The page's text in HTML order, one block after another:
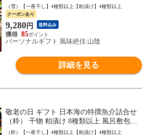
ギフト 送料無料（北海道・沖縄を除く）
（雪）【一夜干し】4種類以上【粕漬け】4種類以上
クーポンあり
9,280円 送料込み
85
パーソナルギフト 風味絶佳.山陰
詳細を見る
敬老の日 ギフト 日本海の特撰魚介詰合せ
（粋） 干物 粕漬け 8種類以上 風呂敷包み
ギフト 送料無料（北海道・沖縄を除く）
（粋）【一夜干し】4種類以上【粕漬け】4種類以上